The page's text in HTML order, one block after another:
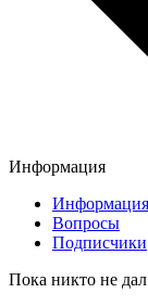
Информация
Информация
Вопросы
Подписчики
Пока никто не